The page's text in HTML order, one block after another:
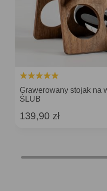
Grawerowany stojak na
ŚLUB
139,90 zł